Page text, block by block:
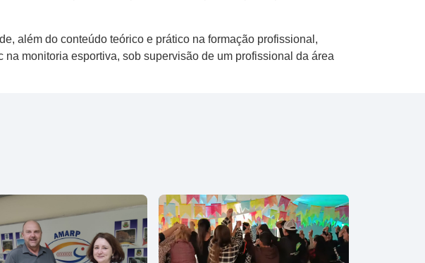
além do conteúdo teórico e prático na formação profissional,
monitoria esportiva, sob supervisão de um profissional da área